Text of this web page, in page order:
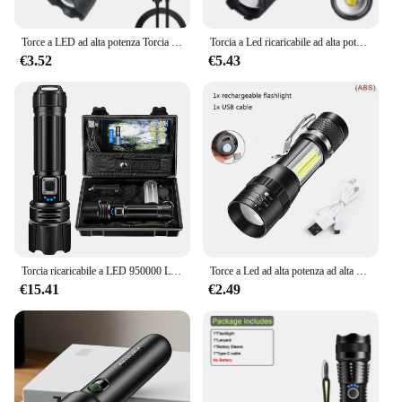
Torce a LED ad alta potenza Torcia tattica da 2000LM con luce display Ricarica USB Lanterna con zoom di emergenza per pesca da campeggio
€3.52
Torcia a Led ricaricabile ad alta potenza Xiaomi molto forte con torcia a luce laterale illuminazione di emergenza portatile per escursioni in campeggio
€5.43
Torcia ricaricabile a LED 950000 Lumen XHP70.2, torcia super luminosa, torce portatili ad alta potenza IP67 impermeabili
€15.41
Torce a Led ad alta potenza ad alta potenza faretti tattici di emergenza Zoom telescopico batteria incorporata torcia da campeggio ricaricabile USB
€2.49